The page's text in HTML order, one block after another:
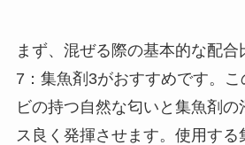
まず、混ぜる際の基本的な配
7：集魚剤3がおすすめです。
ビの持つ自然な匂いと集魚剤
ス良く発揮させます。使用す